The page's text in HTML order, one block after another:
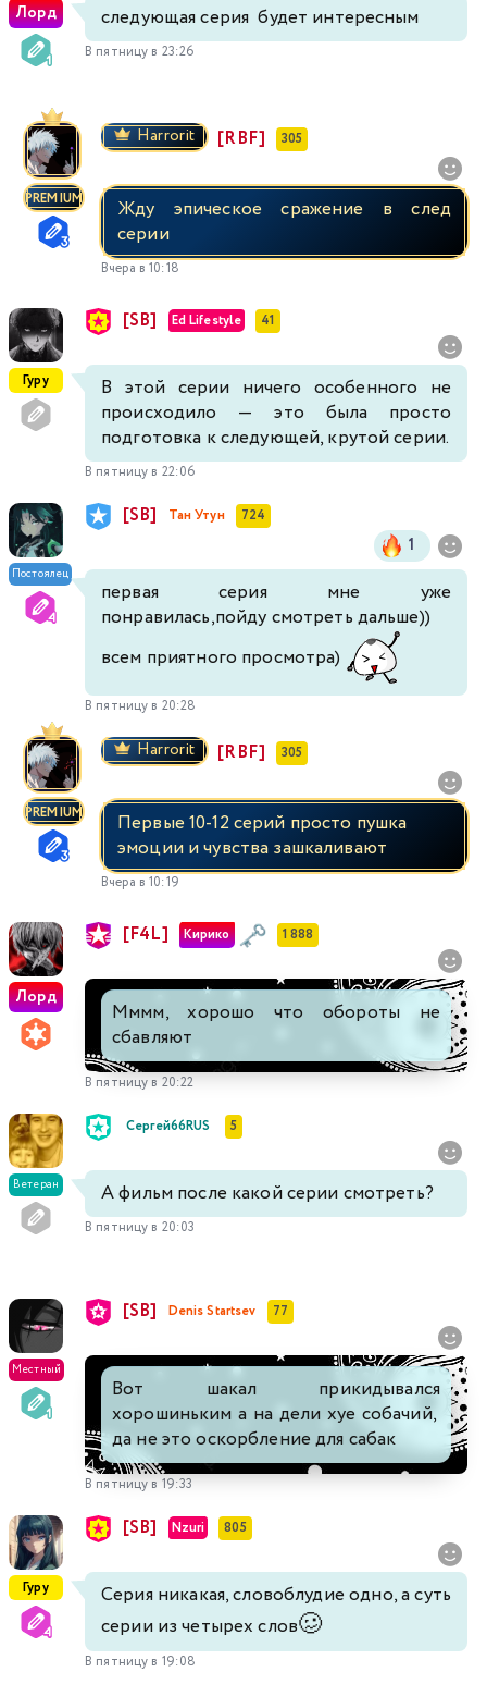
Лорд следующая серия будет интересным
В пятницу в 23:26
PREMIUM
Harrorit [RBF] 305
Жду эпическое сражение в след
серии
Вчера в 10:18
Гуру
[SB] Ed Lifestyle 41
В этой серии ничего особенного не
происходило — это была просто
подготовка к следующей, крутой серии.
В пятницу в 22:06
Постоялец
[SB] Тан Утун 724
1
первая серия мне уже
понравилась,пойду смотреть дальше))
всем приятного просмотра)
В пятницу в 20:28
PREMIUM
Harrorit [RBF] 305
Первые 10-12 серий просто пушка
эмоции и чувства зашкаливают
Вчера в 10:19
Лорд
[F4L] Кирико 1 888
Мммм, хорошо что обороты не
сбавляют
В пятницу в 20:22
Ветеран
Сергей66RUS 5
А фильм после какой серии смотреть?
В пятницу в 20:03
Местный
[SB] Denis Startsev 77
Вот шакал прикидывался
хорошиньким а на дели хуе собачий,
да не это оскорбление для сабак
В пятницу в 19:33
Гуру
[SB] Nzuri 805
Серия никакая, словоблудие одно, а суть
серии из четырех слов🥴
В пятницу в 19:08